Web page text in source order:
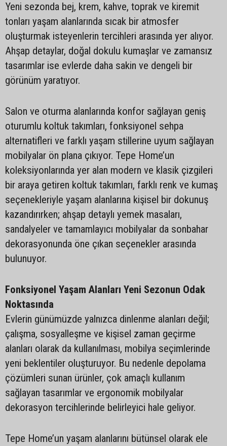
Yeni sezonda bej, krem, kahve, toprak ve kiremit
tonları yaşam alanlarında sıcak bir atmosfer
oluşturmak isteyenlerin tercihleri arasında yer alıyor.
Ahşap detaylar, doğal dokulu kumaşlar ve zamansız
tasarımlar ise evlerde daha sakin ve dengeli bir
görünüm yaratıyor.
Salon ve oturma alanlarında konfor sağlayan geniş
oturumlu koltuk takımları, fonksiyonel sehpa
alternatifleri ve farklı yaşam stillerine uyum sağlayan
mobilyalar ön plana çıkıyor. Tepe Home’un
koleksiyonlarında yer alan modern ve klasik çizgileri
bir araya getiren koltuk takımları, farklı renk ve kumaş
seçenekleriyle yaşam alanlarına kişisel bir dokunuş
kazandırırken; ahşap detaylı yemek masaları,
sandalyeler ve tamamlayıcı mobilyalar da sonbahar
dekorasyonunda öne çıkan seçenekler arasında
bulunuyor.
Fonksiyonel Yaşam Alanları Yeni Sezonun Odak
Noktasında
Evlerin günümüzde yalnızca dinlenme alanları değil;
çalışma, sosyalleşme ve kişisel zaman geçirme
alanları olarak da kullanılması, mobilya seçimlerinde
yeni beklentiler oluşturuyor. Bu nedenle depolama
çözümleri sunan ürünler, çok amaçlı kullanım
sağlayan tasarımlar ve ergonomik mobilyalar
dekorasyon tercihlerinde belirleyici hale geliyor.
Tepe Home’un yaşam alanlarını bütünsel olarak ele